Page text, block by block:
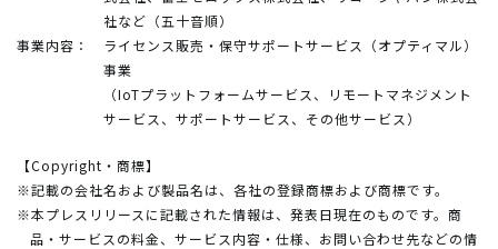
社など（五十音順）
事業内容：
ライセンス販売・保守サポートサービス（オプティマル）
事業
（IoTプラットフォームサービス、リモートマネジメント
サービス、サポートサービス、その他サービス）
【Copyright・商標】
※記載の会社名および製品名は、各社の登録商標および商標です。
※本プレスリリースに記載された情報は、発表日現在のものです。商
品・サービスの料金、サービス内容・仕様、お問い合わせ先などの情